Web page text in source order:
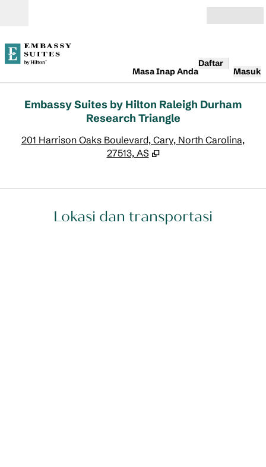
Masa Inap Anda
Daftar
Masuk
Embassy Suites by Hilton Raleigh Durham
Research Triangle
201 Harrison Oaks Boulevard, Cary, North Carolina,
27513, AS
Lokasi dan transportasi